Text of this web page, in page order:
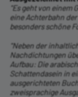
"Es geht von einem
eine Achterbahn
besonders schöne
"Neben der
Nachdichtungen
Aufbau: Die
Schattendasein in
ausgerichteten
zweisprachige